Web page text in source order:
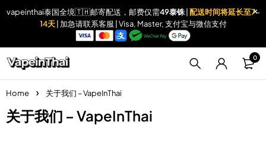
vapeinthai泰国全境🇹🇭邮寄配送，邮费仅需49泰铢| 配送时间将延长至7-
14天 | 加急请联系客服 | Visa, Master, 支付宝与微信支付
0
Home 关于我们 – VapeInThai
关于我们 – VapeInThai